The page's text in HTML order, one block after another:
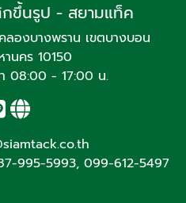
ขึ้นรูป - สยามแท็ค
องบางพราน เขตบางบอน
นคร 10150
08:00 - 17:00 น.
995-5993, 099-612-5497